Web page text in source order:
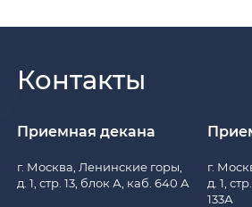
Контакты
Приемная декана
г. Москва, Ленинские горы,
д. 1, стр. 13, блок А, каб. 640 А
г.
д. 1,
133А